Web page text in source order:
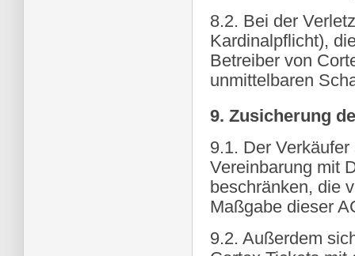
8.2. Bei der
Kardinalpflicht),
Betreiber von
unmittelbaren
9. Zusicherung
9.1. Der
Vereinbarung mit
beschränken, die
Maßgabe dieser
9.2. Außerdem